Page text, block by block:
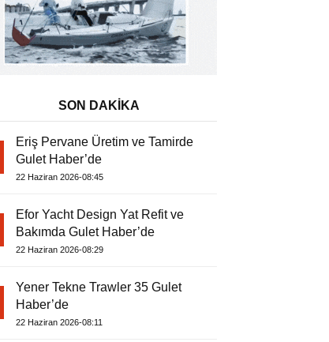
SON DAKİKA
Eriş Pervane Üretim ve Tamirde
Gulet Haber’de
22 Haziran 2026-08:45
Efor Yacht Design Yat Refit ve
Bakımda Gulet Haber’de
22 Haziran 2026-08:29
Yener Tekne Trawler 35 Gulet
Haber’de
22 Haziran 2026-08:11